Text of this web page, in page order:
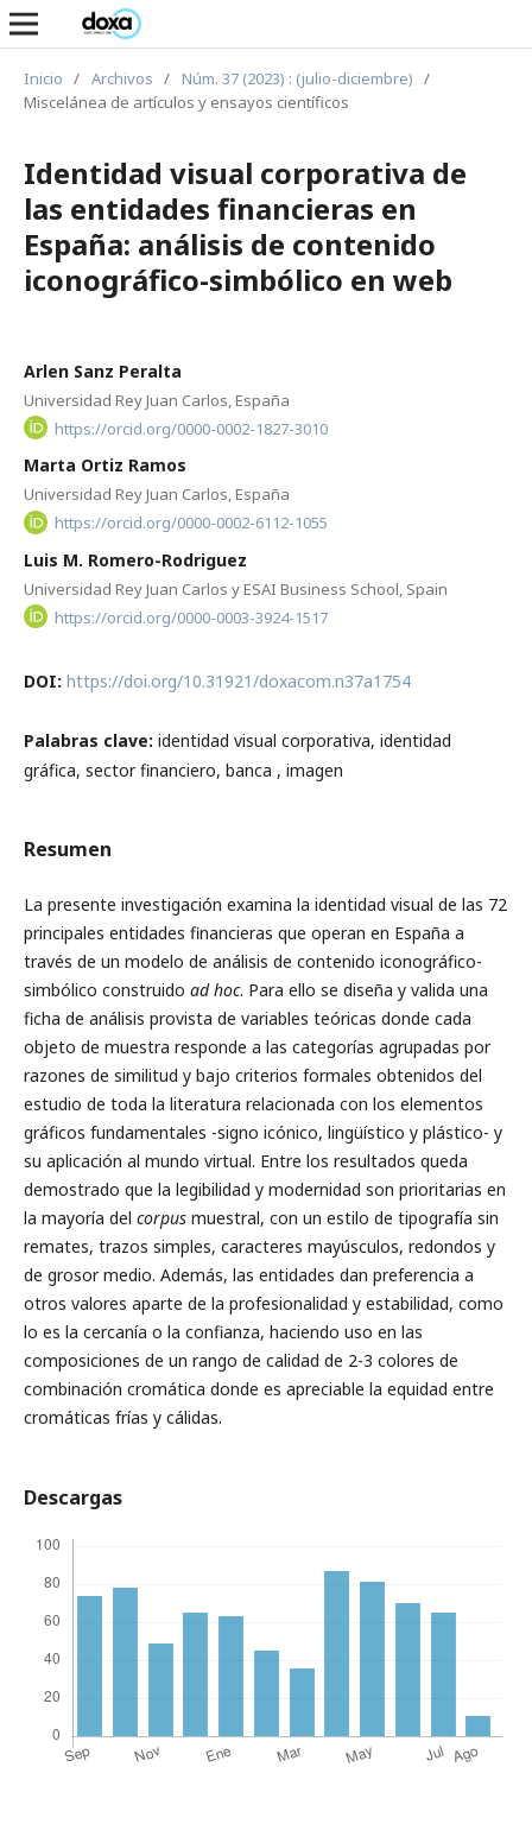
Inicio / Archivos / Núm. 37 (2023) : (julio-diciembre) /
Miscelánea de artículos y ensayos científicos
Identidad visual corporativa de
las entidades financieras en
España: análisis de contenido
iconográfico-simbólico en web
Arlen Sanz Peralta
Universidad Rey Juan Carlos, España
https://orcid.org/0000-0002-1827-3010
Marta Ortiz Ramos
Universidad Rey Juan Carlos, España
https://orcid.org/0000-0002-6112-1055
Luis M. Romero-Rodriguez
Universidad Rey Juan Carlos y ESAI Business School, Spain
https://orcid.org/0000-0003-3924-1517
DOI: https://doi.org/10.31921/doxacom.n37a1754
Palabras clave: identidad visual corporativa, identidad
gráfica, sector financiero, banca , imagen
Resumen
La presente investigación examina la identidad visual de las 72
principales entidades financieras que operan en España a
través de un modelo de análisis de contenido iconográfico-
simbólico construido ad hoc. Para ello se diseña y valida una
ficha de análisis provista de variables teóricas donde cada
objeto de muestra responde a las categorías agrupadas por
razones de similitud y bajo criterios formales obtenidos del
estudio de toda la literatura relacionada con los elementos
gráficos fundamentales -signo icónico, lingüístico y plástico- y
su aplicación al mundo virtual. Entre los resultados queda
demostrado que la legibilidad y modernidad son prioritarias en
la mayoría del corpus muestral, con un estilo de tipografía sin
remates, trazos simples, caracteres mayúsculos, redondos y
de grosor medio. Además, las entidades dan preferencia a
otros valores aparte de la profesionalidad y estabilidad, como
lo es la cercanía o la confianza, haciendo uso en las
composiciones de un rango de calidad de 2-3 colores de
combinación cromática donde es apreciable la equidad entre
cromáticas frías y cálidas.
Descargas